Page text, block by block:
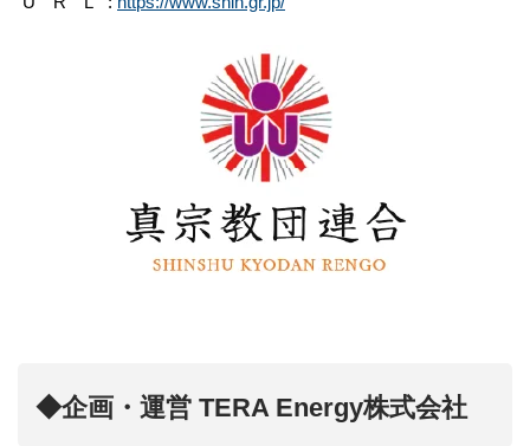
◆企画・運営 TERA Energy株式会社